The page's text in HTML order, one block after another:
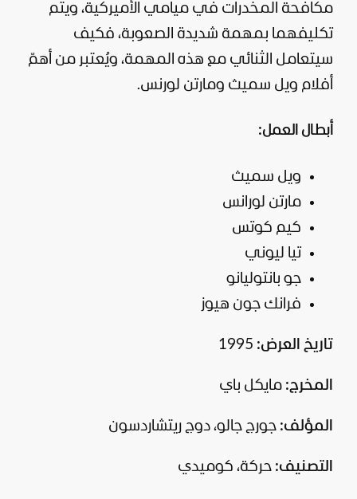
مكافحة المخدرات في ميامي الأميركية، ويتم
تكليفهما بمهمة شديدة الصعوبة، فكيف
سيتعامل الثنائي مع هذه المهمة، ويُعتبر من أهمّ
أفلام ويل سميث ومارتن لورنس.
أبطال العمل:
ويل سميث
مارتن لورانس
كيم كوتس
تيا ليوني
جو بانتوليانو
فرانك جون هيوز
تاريخ العرض:
المخرج: مايكل باي
المؤلف: جورج جالو، دوج ريتشاردسون
التصنيف: حركة، كوميدي